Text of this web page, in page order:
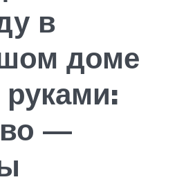
в
доме
—